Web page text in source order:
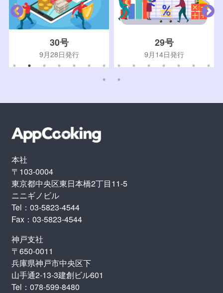
30号
9月28日発行
29号
9月14日発行
本社
〒103-0004
東京都中央区東日本橋2丁目11-5
ニニギノビル
Tel：03-5823-4544
Fax：03-5823-4544
神戸支社
〒650-0011
兵庫県神戸市中央区下
山手通2-13-3建創ビル601
Tel：078-599-8480